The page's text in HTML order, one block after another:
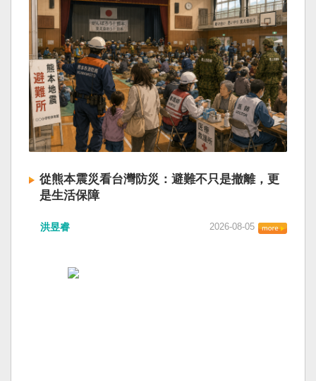
從熊本震災看台灣防災：避難不只是撤離，更
是生活保障
洪昱睿 2026-08-05